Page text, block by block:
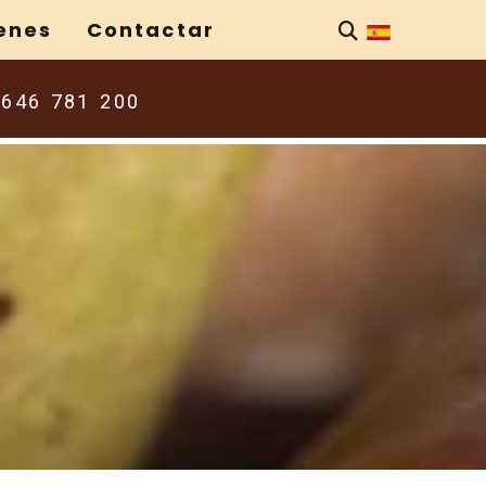
Contactar
646 781 200